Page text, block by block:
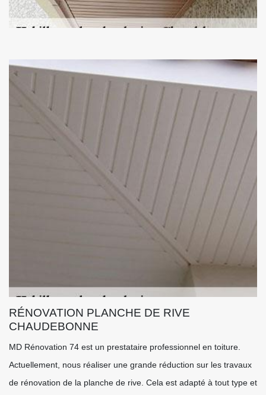
RÉNOVATION PLANCHE DE RIVE
CHAUDEBONNE
MD Rénovation 74 est un prestataire professionnel en toiture.
Actuellement, nous réaliser une grande réduction sur les travaux
de rénovation de la planche de rive. Cela est adapté à tout type et